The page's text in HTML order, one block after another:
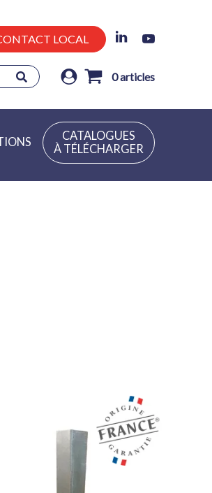
LOCAL
0articles
CATALOGUES
À TÉLÉCHARGER